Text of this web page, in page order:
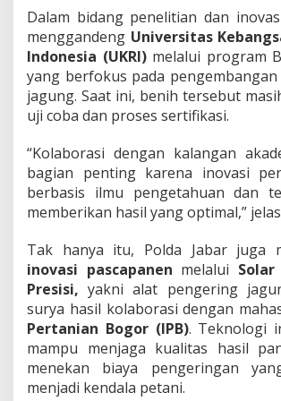
Dalam bidang penelitian dan
menggandeng Universitas
Indonesia (UKRI)melalui program
yang berfokus pada
jagung. Saat ini, benih tersebut
uji coba dan proses sertifikasi.
“Kolaborasi dengan kalangan
bagian penting karena inovasi
berbasis ilmu pengetahuan dan
memberikan hasil yang optimal,”
Tak hanya itu, Polda Jabar juga
inovasi pascapanen melalui
Presisi, yakni alat pengering
surya hasil kolaborasi dengan
Pertanian Bogor (IPB). Teknologi
mampu menjaga kualitas hasil
menekan biaya pengeringan
menjadi kendala petani.